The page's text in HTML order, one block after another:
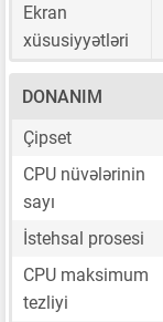
Ekran
xüsusiyyətləri
DONANIM
Çipset
CPU nüvələrinin
sayı
İstehsal prosesi
CPU maksimum
tezliyi